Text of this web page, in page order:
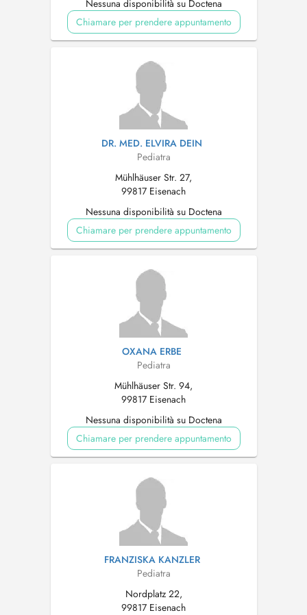
Nessuna disponibilità su Doctena
Chiamare per prendere appuntamento
DR. MED. ELVIRA DEIN
Pediatra
Mühlhäuser Str. 27,
99817 Eisenach
Nessuna disponibilità su Doctena
Chiamare per prendere appuntamento
OXANA ERBE
Pediatra
Mühlhäuser Str. 94,
99817 Eisenach
Nessuna disponibilità su Doctena
Chiamare per prendere appuntamento
FRANZISKA KANZLER
Pediatra
Nordplatz 22,
99817 Eisenach